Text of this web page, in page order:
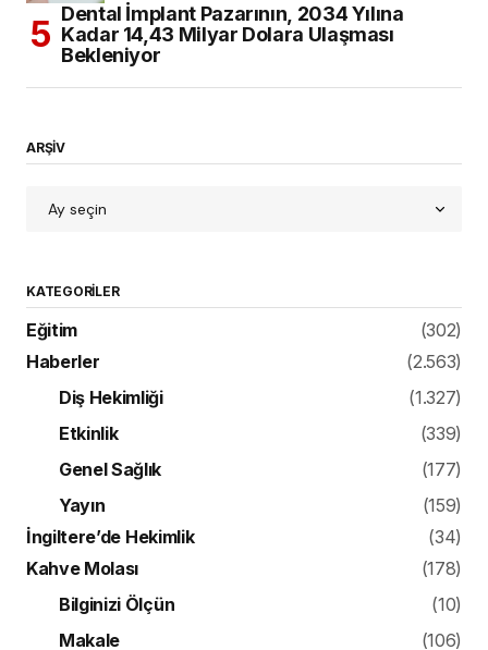
Dental İmplant Pazarının, 2034 Yılına
Kadar 14,43 Milyar Dolara Ulaşması
Bekleniyor
ARŞİV
KATEGORILER
Eğitim
(302)
Haberler
(2.563)
Diş Hekimliği
(1.327)
Etkinlik
(339)
Genel Sağlık
(177)
Yayın
(159)
İngiltere’de Hekimlik
(34)
Kahve Molası
(178)
Bilginizi Ölçün
(10)
Makale
(106)